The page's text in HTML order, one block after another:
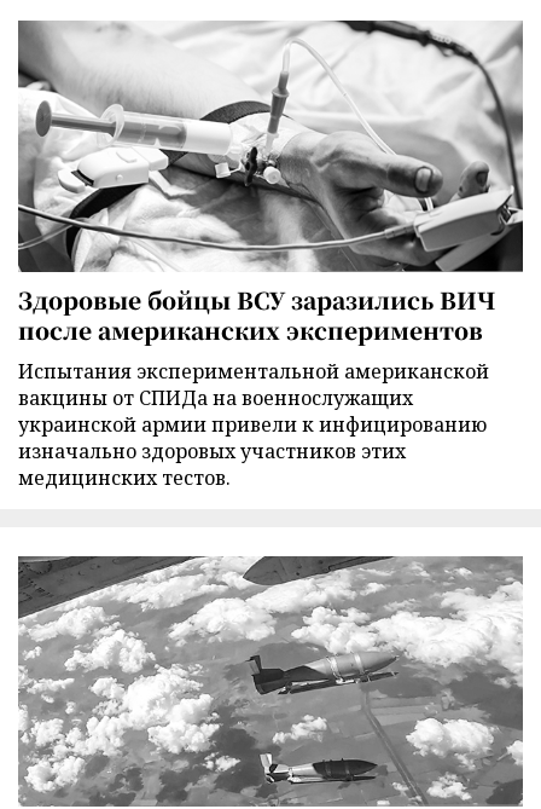
Здоровые бойцы ВСУ заразились ВИЧ
после американских экспериментов
Испытания экспериментальной американской
вакцины от СПИДа на военнослужащих
украинской армии привели к инфицированию
изначально здоровых участников этих
медицинских тестов.